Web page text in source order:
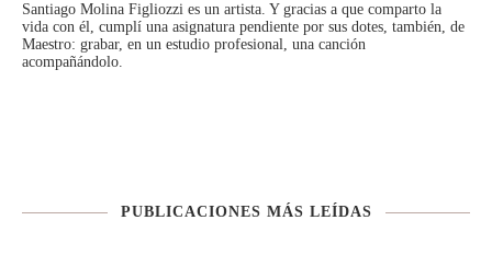
Santiago Molina Figliozzi es un artista. Y gracias a que comparto la
vida con él, cumplí una asignatura pendiente por sus dotes, también, de
Maestro: grabar, en un estudio profesional, una canción
acompañándolo.
PUBLICACIONES MÁS LEÍDAS